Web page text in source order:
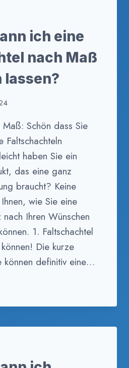
ich eine
nach Maß
Maß: Schön dass Sie
Faltschachteln
haben Sie ein
das eine ganz
braucht? Keine
wie Sie eine
Ihren Wünschen
1. Faltschachtel
Die kurze
können definitiv eine…